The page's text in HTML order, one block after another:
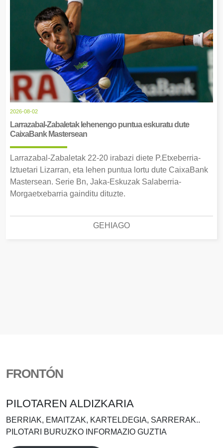
2026-08-02
Larrazabal-Zabaletak lehenengo puntua eskuratu dute
CaixaBank Mastersean
Larrazabal-Zabaletak 22-20 irabazi diete P.Etxeberria-
Iztuetari Lizarran, eta lehen puntua lortu dute CaixaBank
Mastersean. Serie Bn, Jaka-Eskuzak Salaberria-
Morgaetxebarria gainditu dituzte.
GEHIAGO
FRONTÓN
PILOTAREN ALDIZKARIA
BERRIAK, EMAITZAK, KARTELDEGIA, SARRERAK..
PILOTARI BURUZKO INFORMAZIO GUZTIA